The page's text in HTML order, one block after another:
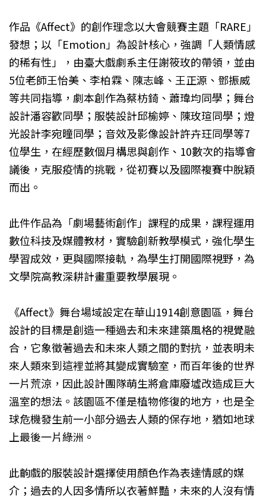
作品《Affect》的創作理念以大會競賽主題「RARE」
發想；以「Emotion」為設計核心，強調「人類情感
的稀有性」，由臺大戲劇系主任謝筱玫的帶領，並由
5位老師王怡美、李柏霖、陳志峰、王正源、鄧振威
等共同指導，劇本創作為蔡枋錡、蕭瑋均同學；舞台
設計潘容歡同學；服裝設計邱榆婷、陳玫瑄同學；燈
光設計李宛曈同學；音效及影像設計許卉玨同學等7
位學生，在經歷數個月構思與創作、10數次的指導會
議後，克服疫情的挑戰，從初賽以及國際複賽中脫穎
而出。
此件作品為「劇場藝術創作」課程的成果，課程運用
數位科技及媒體教材，實驗創新教學模式，強化學生
學習成效，更與國際接軌，為學生打開國際視野，為
文學院高教深耕計畫重要教學展現。
《Affect》舞台場域設定在華山1914創意園區，舞台
設計的目標是創造一種過去和未來建築風格的視覺融
合，它象徵著過去和未來人類之間的對抗，並表明未
來人類來到這裡並將其變成實驗室，而百年後的世界
一片荒涼，因此設計團隊萌生將倉庫廢墟改造成巨大
溫室的想法。該園區不僅是植物修復的地方，也是全
球危機發生前一小部分過去人類的保存地，猶如地球
上最後一片綠洲。
此齣戲的服裝設計選擇使用顏色作為表達情感的媒
介；過去的人因多情所以衣著鮮豔，未來的人沒有情